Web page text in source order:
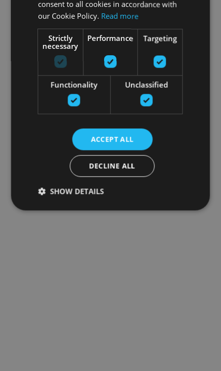
consent to all cookies in accordance with
our Cookie Policy. Read more
Strictly
necessary
Performance Targeting
Functionality Unclassified
ACCEPT ALL
DECLINE ALL
SHOW DETAILS